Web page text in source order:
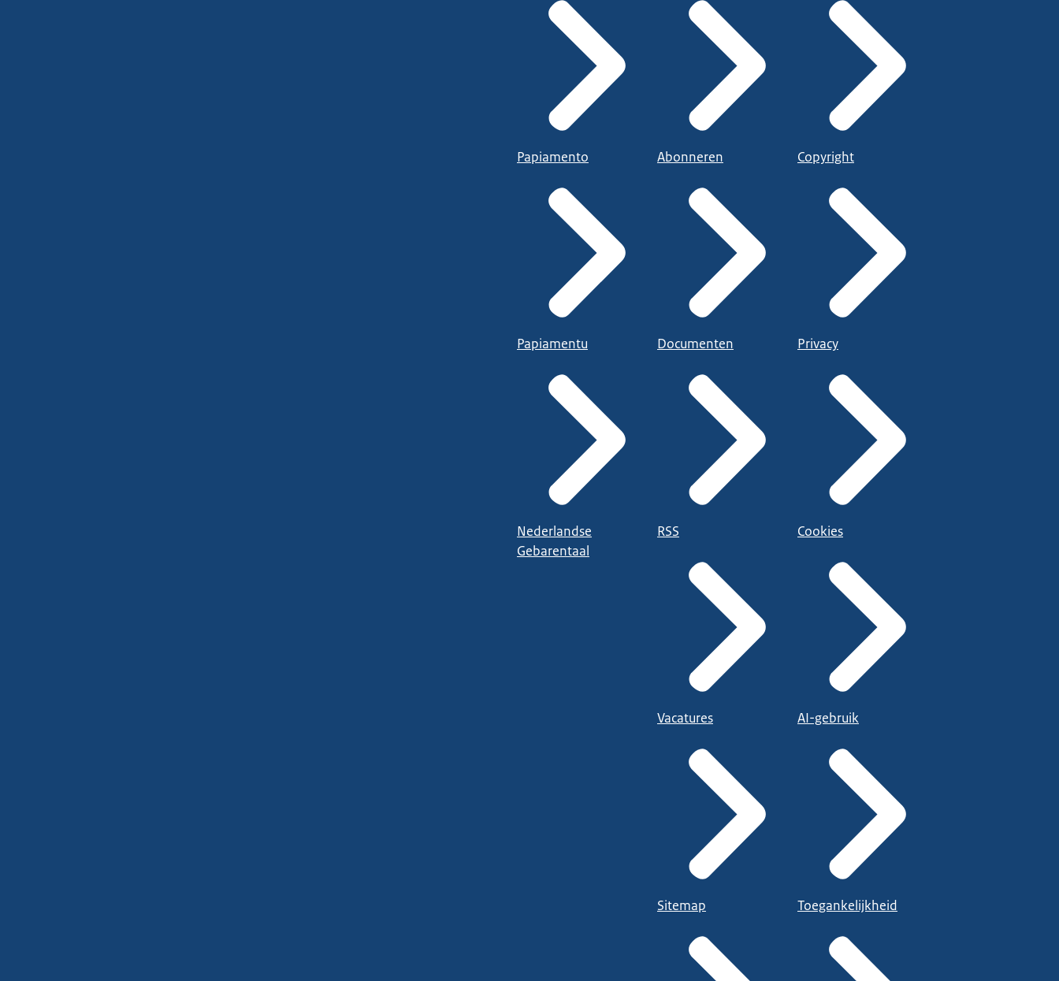
Papiamento
Papiamentu
Nederlandse
Gebarentaal
Abonneren
Documenten
RSS
Vacatures
Sitemap
Copyright
Privacy
Cookies
AI-gebruik
Toegankelijkheid